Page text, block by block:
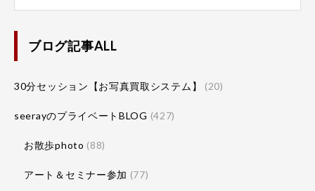
ブログ記事ALL
30分セッション【お写真買取システム】 (20)
seerayのプライベートBLOG (427)
お散歩photo (88)
アート＆セミナー参加 (77)